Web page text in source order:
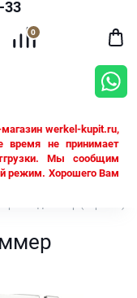
33
werkel-kupit.ru,
время не принимает
Мы сообщим
режим. Хорошего Вам
0